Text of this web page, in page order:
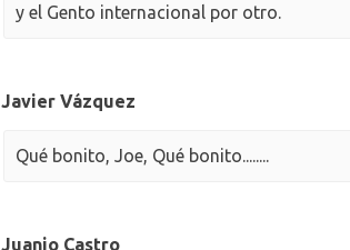
y el Gento internacional por otro.
Javier Vázquez
Qué bonito, Joe, Qué bonito........
Juanjo Castro